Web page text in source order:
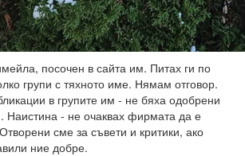
посочен в сайта им. Питах ги по
групи с тяхното име. Нямам отговор.
в групите им - не бяха одобрени
Наистина - не очаквах фирмата да е
сме за съвети и критики, ако
ние добре.